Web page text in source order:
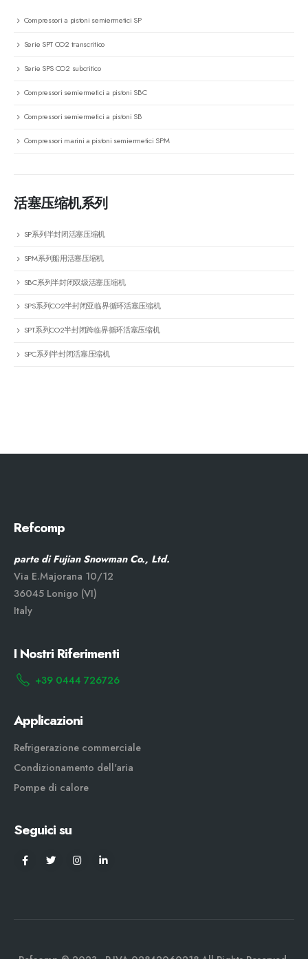
Compressori a pistoni semiermetici SP
Serie SPT CO2 transcritico
Serie SPS CO2 subcritico
Compressori semiermetici a pistoni SBC
Compressori semiermetici a pistoni SB
Compressori marini a pistoni semiermetici SPM
活塞压缩机系列
SP系列半封闭活塞压缩机
SPM系列船用活塞压缩机
SBC系列半封闭双级活塞压缩机
SPS系列CO2半封闭亚临界循环活塞压缩机
SPT系列CO2半封闭跨临界循环活塞压缩机
SPC系列半封闭活塞压缩机
Refcomp
parte di Fujian Snowman Co., Ltd.
Via E.Majorana 10/12
36045 Lonigo (VI)
Italy
I Nostri Riferimenti
+39 0444 726726
Applicazioni
Refrigerazione commerciale
Condizionamento dell'aria
Pompe di calore
Seguici su